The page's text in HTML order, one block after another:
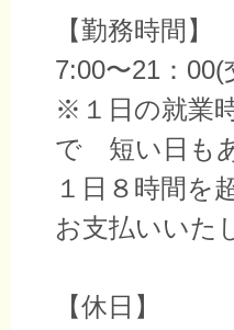
【勤務時間】
7:00〜21：00(
※１日の就業
で 短い日も
１日８時間
お支払いいた
【休日】